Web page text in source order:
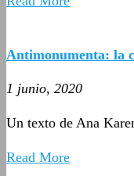
Antimonumenta: la
1 junio, 2020
Un texto de Ana
Read More